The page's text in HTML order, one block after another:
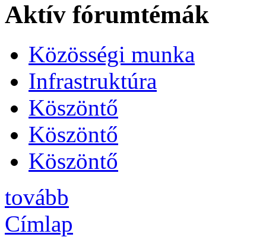
Aktív fórumtémák
Közösségi munka
Infrastruktúra
Köszöntő
Köszöntő
Köszöntő
tovább
Címlap